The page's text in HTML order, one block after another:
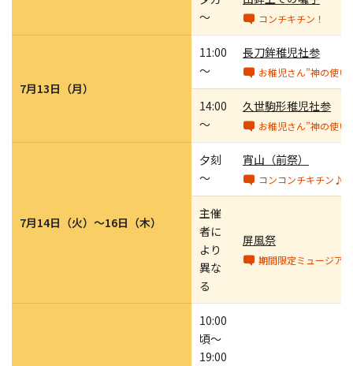
～
コンチキチン！
7月13日（月）
11:00
～
長刀鉾稚児社参
お稚児さん”神の使い
14:00
～
久世駒形稚児社参
お稚児さん”神の使い
7月14日（火）～16日（木）
夕刻
～
宵山（前祭）
コンコンチキチン♪
主催
者に
より
異な
る
屏風祭
期間限定ミュージア
10:00
頃～
19:00